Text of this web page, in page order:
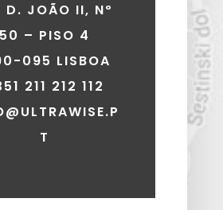
D. JOÃO II, Nº
50 – PISO 4
095 LISBOA
211 212 112
T